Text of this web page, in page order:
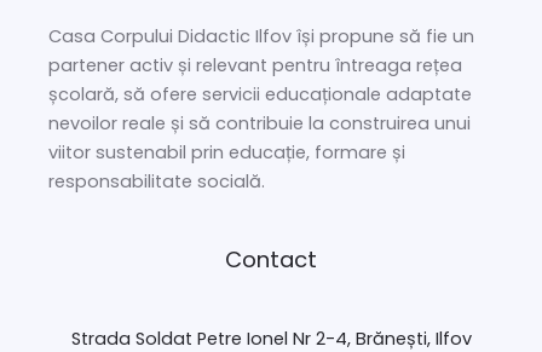
Casa Corpului Didactic Ilfov își propune să fie un
partener activ și relevant pentru întreaga rețea
școlară, să ofere servicii educaționale adaptate
nevoilor reale și să contribuie la construirea unui
viitor sustenabil prin educație, formare și
responsabilitate socială.
Contact
Strada Soldat Petre Ionel Nr 2-4, Brănești, Ilfov